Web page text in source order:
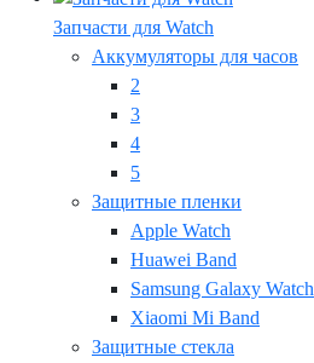
Запчасти для Watch
Аккумуляторы для часов
2
3
4
5
Защитные пленки
Apple Watch
Huawei Band
Samsung Galaxy Watch
Xiaomi Mi Band
Защитные стекла